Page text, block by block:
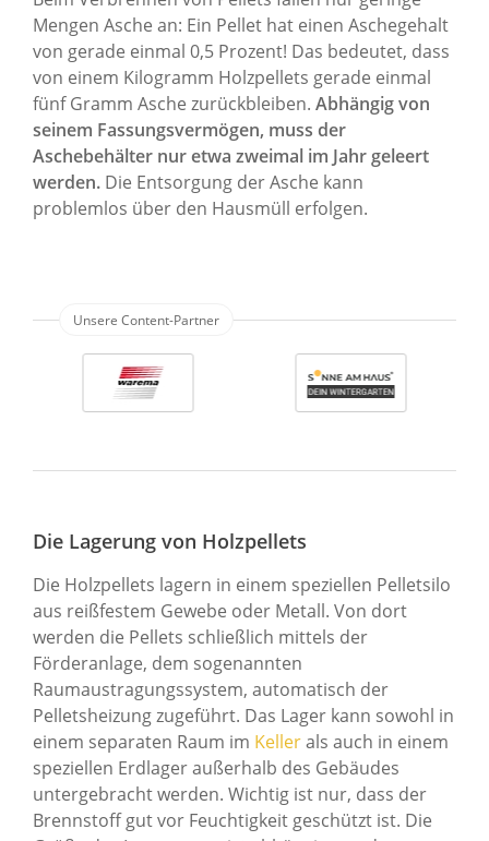
Mengen Asche an: Ein Pellet hat einen Aschegehalt
von gerade einmal 0,5 Prozent! Das bedeutet, dass
von einem Kilogramm Holzpellets gerade einmal
fünf Gramm Asche zurückbleiben. Abhängig von
seinem Fassungsvermögen, muss der
Aschebehälter nur etwa zweimal im Jahr geleert
werden. Die Entsorgung der Asche kann
problemlos über den Hausmüll erfolgen.
Die Lagerung von Holzpellets
Die Holzpellets lagern in einem speziellen Pelletsilo
aus reißfestem Gewebe oder Metall. Von dort
werden die Pellets schließlich mittels der
Förderanlage, dem sogenannten
Raumaustragungssystem, automatisch der
Pelletsheizung zugeführt. Das Lager kann sowohl in
einem separaten Raum im Kellerals auch in einem
speziellen Erdlager außerhalb des Gebäudes
untergebracht werden. Wichtig ist nur, dass der
Brennstoff gut vor Feuchtigkeit geschützt ist. Die